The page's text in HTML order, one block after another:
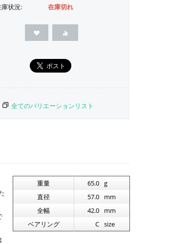
状況:
在庫切れ
全てのバリエーションリスト
重量 65.0 g
直径
57.0
mm
全幅
42.0
mm
ベアリング
C size